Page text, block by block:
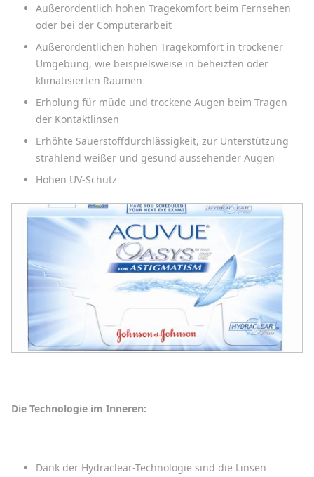
Außerordentlich hohen Tragekomfort beim Fernsehen
oder bei der Computerarbeit
Außerordentlichen hohen Tragekomfort in trockener
Umgebung, wie beispielsweise in beheizten oder
klimatisierten Räumen
Erholung für müde und trockene Augen beim Tragen
der Kontaktlinsen
Erhöhte Sauerstoffdurchlässigkeit, zur Unterstützung
strahlend weißer und gesund aussehender Augen
Hohen UV-Schutz
Die Technologie im Inneren:
Dank der Hydraclear-Technologie sind die Linsen